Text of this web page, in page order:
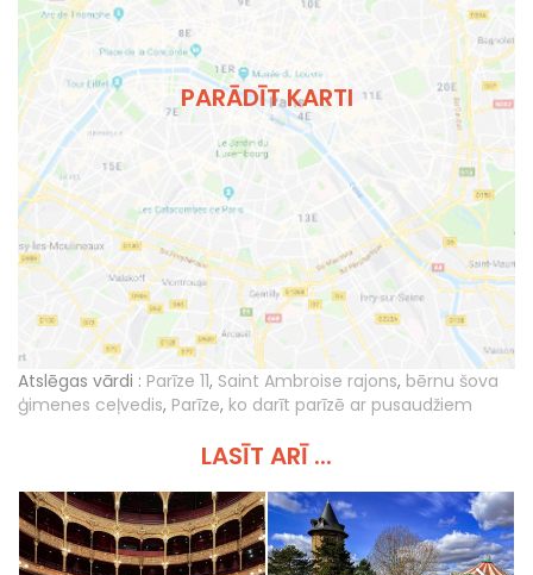
PARĀDĪT KARTI
Atslēgas vārdi : Parīze 11, Saint Ambroise rajons, bērnu šova
ģimenes ceļvedis, Parīze, ko darīt parīzē ar pusaudžiem
LASĪT ARĪ ...